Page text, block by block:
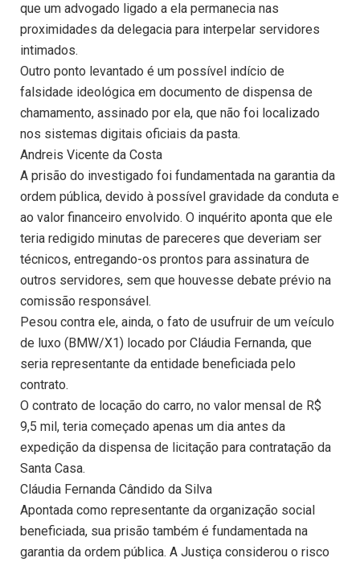
que um advogado ligado a ela permanecia nas
proximidades da delegacia para interpelar servidores
intimados.
Outro ponto levantado é um possível indício de
falsidade ideológica em documento de dispensa de
chamamento, assinado por ela, que não foi localizado
nos sistemas digitais oficiais da pasta.
Andreis Vicente da Costa
A prisão do investigado foi fundamentada na garantia da
ordem pública, devido à possível gravidade da conduta e
ao valor financeiro envolvido. O inquérito aponta que ele
teria redigido minutas de pareceres que deveriam ser
técnicos, entregando-os prontos para assinatura de
outros servidores, sem que houvesse debate prévio na
comissão responsável.
Pesou contra ele, ainda, o fato de usufruir de um veículo
de luxo (BMW/X1) locado por Cláudia Fernanda, que
seria representante da entidade beneficiada pelo
contrato.
O contrato de locação do carro, no valor mensal de R$
9,5 mil, teria começado apenas um dia antes da
expedição da dispensa de licitação para contratação da
Santa Casa.
Cláudia Fernanda Cândido da Silva
Apontada como representante da organização social
beneficiada, sua prisão também é fundamentada na
garantia da ordem pública. A Justiça considerou o risco